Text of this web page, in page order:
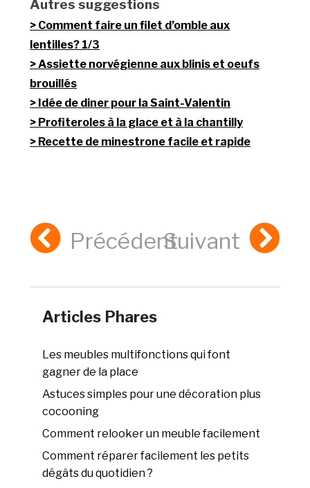
Autres suggestions
Comment faire un filet d’omble aux
lentilles? 1/3
Assiette norvégienne aux blinis et oeufs
brouillés
Idée de diner pour la Saint-Valentin
Profiteroles à la glace et à la chantilly
Recette de minestrone facile et rapide
PrécédentSuivant
Articles Phares
Les meubles multifonctions qui font
gagner de la place
Astuces simples pour une décoration plus
cocooning
Comment relooker un meuble facilement
Comment réparer facilement les petits
dégâts du quotidien ?